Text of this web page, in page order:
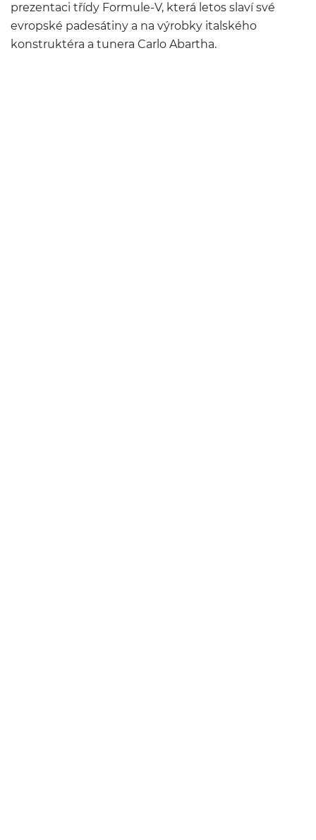
prezentaci třídy Formule-V, která letos slaví své
evropské padesátiny a na výrobky italského
konstruktéra a tunera Carlo Abartha.